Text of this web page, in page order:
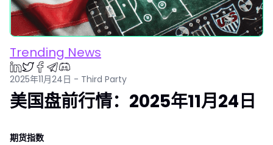
Trending News
2025年11月24日 - Third Party
美国盘前行情：2025年11月24日
期货指数